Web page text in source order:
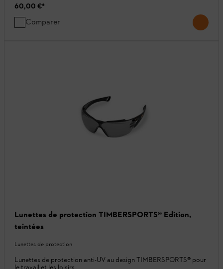
60,00 €*
Comparer
Lunettes de protection TIMBERSPORTS® Edition,
teintées
Lunettes de protection
Lunettes de protection anti-UV au design TIMBERSPORTS® pour
le travail et les loisirs